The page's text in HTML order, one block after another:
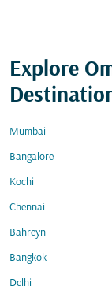
Explore
Mumbai
Bangalore
Kochi
Chennai
Bahreyn
Bangkok
Delhi